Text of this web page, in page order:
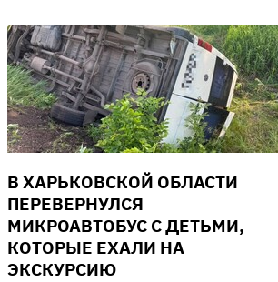
В ХАРЬКОВСКОЙ ОБЛАСТИ
ПЕРЕВЕРНУЛСЯ
МИКРОАВТОБУС С ДЕТЬМИ,
КОТОРЫЕ ЕХАЛИ НА
ЭКСКУРСИЮ